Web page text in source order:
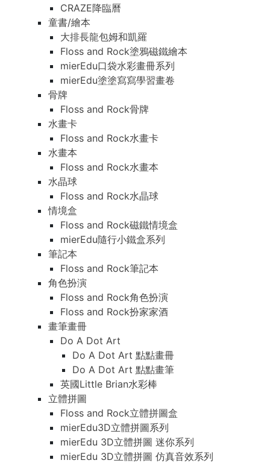
CRAZE降臨曆
童書/繪本
大排長龍包姆和凱羅
Floss and Rock塗鴉磁鐵繪本
mierEdu口袋水彩畫冊系列
mierEdu塗塗寫寫學習畫卷
骨牌
Floss and Rock骨牌
水畫卡
Floss and Rock水畫卡
水畫本
Floss and Rock水畫本
水晶球
Floss and Rock水晶球
情境盒
Floss and Rock磁鐵情境盒
mierEdu隨行小鐵盒系列
筆記本
Floss and Rock筆記本
角色扮演
Floss and Rock角色扮演
Floss and Rock扮家家酒
畫筆畫冊
Do A Dot Art
Do A Dot Art 點點畫冊
Do A Dot Art 點點畫筆
英國Little Brian水彩棒
立體拼圖
Floss and Rock立體拼圖盒
mierEdu3D立體拼圖系列
mierEdu 3D立體拼圖 迷你系列
mierEdu 3D立體拼圖 仿真音效系列